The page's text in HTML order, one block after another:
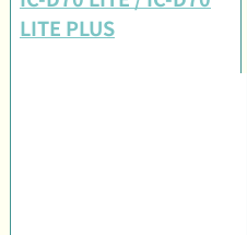
LITE PLUS